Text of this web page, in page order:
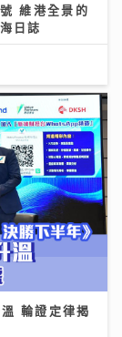
維港全景的
日誌
輪證定律揭